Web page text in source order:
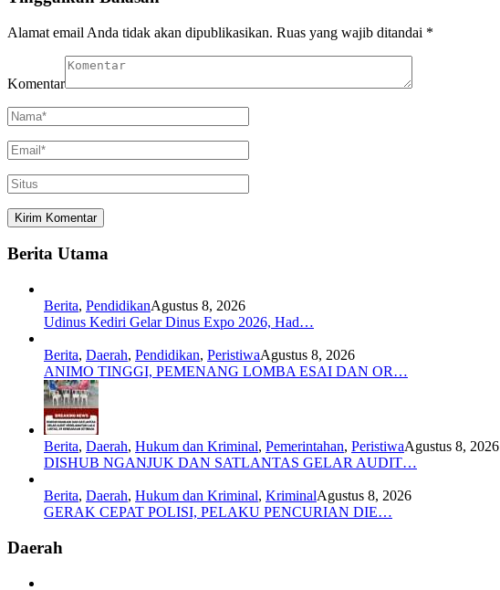
Alamat email Anda tidak akan dipublikasikan. Ruas yang wajib ditandai *
Komentar
Berita Utama
Berita, PendidikanAgustus 8, 2026
Udinus Kediri Gelar Dinus Expo 2026, Had…
Berita, Daerah, Pendidikan, PeristiwaAgustus 8, 2026
ANIMO TINGGI, PEMENANG LOMBA ESAI DAN OR…
Berita, Daerah, Hukum dan Kriminal, Pemerintahan, PeristiwaAgustus 8, 2026
DISHUB NGANJUK DAN SATLANTAS GELAR AUDIT…
Berita, Daerah, Hukum dan Kriminal, KriminalAgustus 8, 2026
GERAK CEPAT POLISI, PELAKU PENCURIAN DIE…
Daerah